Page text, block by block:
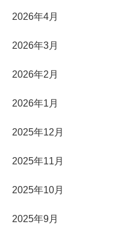
2026年4月
2026年3月
2026年2月
2026年1月
2025年12月
2025年11月
2025年10月
2025年9月